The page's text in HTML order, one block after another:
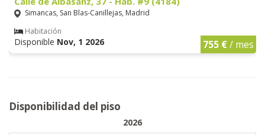
Simancas, San Blas-Canillejas, Madrid
Habitación
Disponible Nov, 1 2026 755 €/ mes
Disponibilidad del piso
2026